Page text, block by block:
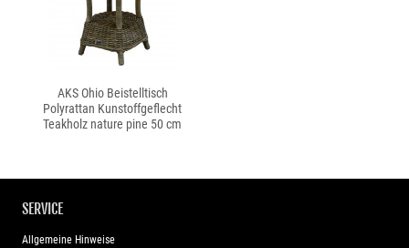
AKS Ohio Beistelltisch
Polyrattan Kunstoffgeflecht
Teakholz nature pine 50 cm
SERVICE
Allgemeine Hinweise